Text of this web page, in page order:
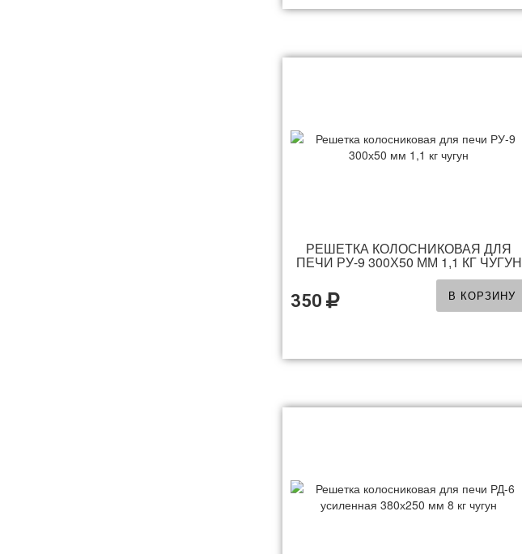
РЕШЕТКА КОЛОСНИКОВАЯ ДЛЯ
ПЕЧИ РУ-9 300Х50 ММ 1,1 КГ ЧУГУН
350 В КОРЗИНУ